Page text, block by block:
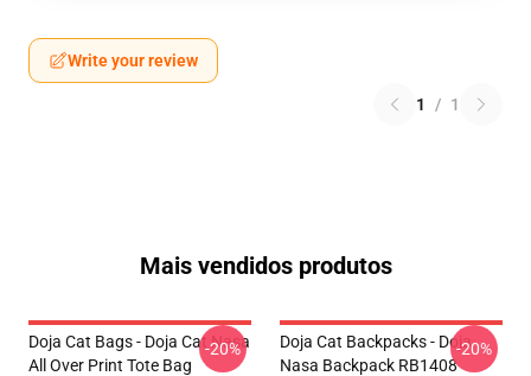
Write your review
1 / 1
Mais vendidos produtos
Doja Cat Bags - Doja Cat Nasa
All Over Print Tote Bag
-20%
Doja Cat Backpacks - Doja
Nasa Backpack RB1408
-20%